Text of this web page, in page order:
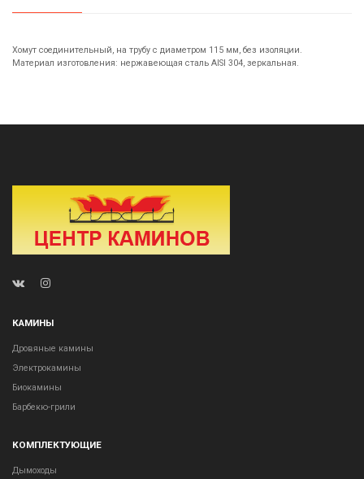
Хомут соединительный, на трубу с диаметром 115 мм, без изоляции.
Материал изготовления: нержавеющая сталь AISI 304, зеркальная.
КАМИНЫ
Дровяные камины
Электрокамины
Биокамины
Барбекю-грили
КОМПЛЕКТУЮЩИЕ
Дымоходы